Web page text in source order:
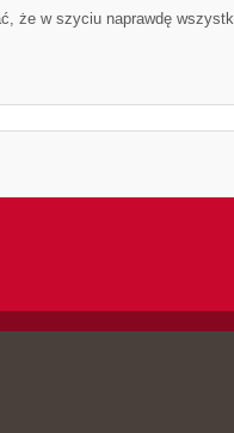
że w szyciu naprawdę